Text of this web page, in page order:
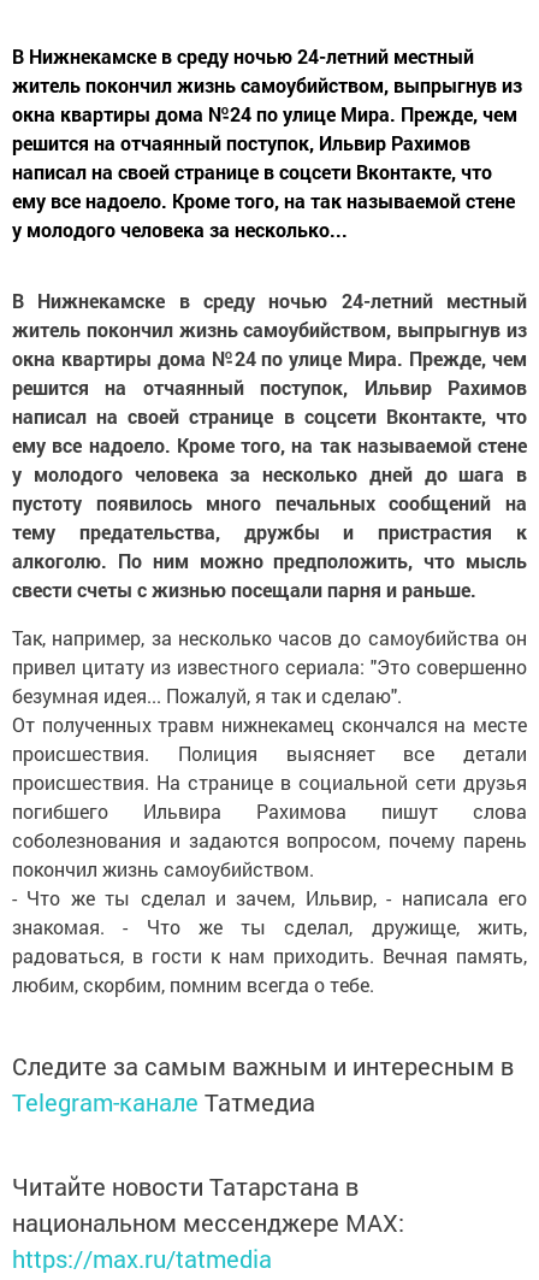
В Нижнекамске в среду ночью 24-летний местный
житель покончил жизнь самоубийством, выпрыгнув из
окна квартиры дома №24 по улице Мира. Прежде, чем
решится на отчаянный поступок, Ильвир Рахимов
написал на своей странице в соцсети Вконтакте, что
ему все надоело. Кроме того, на так называемой стене
у молодого человека за несколько...
В Нижнекамске в среду ночью 24-летний местный
житель покончил жизнь самоубийством, выпрыгнув из
окна квартиры дома №24 по улице Мира. Прежде, чем
решится на отчаянный поступок, Ильвир Рахимов
написал на своей странице в соцсети Вконтакте, что
ему все надоело. Кроме того, на так называемой стене
у молодого человека за несколько дней до шага в
пустоту появилось много печальных сообщений на
тему предательства, дружбы и пристрастия к
алкоголю. По ним можнопредположить, что мысль
свести счеты с жизнью посещали парня и раньше.
Так, например, за несколько часов до самоубийства он
привел цитату из известного сериала: "Это совершенно
безумная идея... Пожалуй, я так и сделаю".
От полученных травм нижнекамец скончался на месте
происшествия. Полиция выясняет все детали
происшествия. На странице в социальной сети друзья
погибшего Ильвира Рахимова пишут слова
соболезнования и задаются вопросом, почему парень
покончил жизнь самоубийством.
- Что же ты сделал и зачем, Ильвир, - написала его
знакомая. - Что же ты сделал, дружище, жить,
радоваться, в гости к нам приходить. Вечная память,
любим, скорбим, помним всегда о тебе.
Следите за самым важным и интересным в
Telegram-канале Татмедиа
Читайте новости Татарстана в
национальном мессенджере MАХ:
https://max.ru/tatmedia